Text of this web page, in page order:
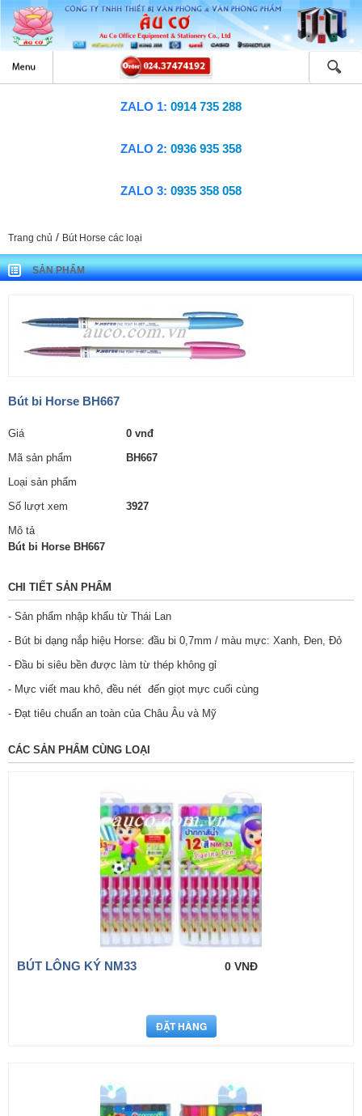
ZALO 1: 0914 735 288
ZALO 2: 0936 935 358
ZALO 3: 0935 358 058
Trang chủ / Bút Horse các loại
SẢN PHẨM
Bút bi Horse BH667
Giá
0 vnđ
Mã sản phẩm
BH667
Loại sản phẩm
Số lượt xem
3927
Mô tả
Bút bi Horse BH667
CHI TIẾT SẢN PHẨM
- Sản phẩm nhập khẩu từ Thái Lan
- Bút bi dạng nắp hiệu Horse: đầu bi 0,7mm / màu mực: Xanh, Đen, Đỏ
- Đầu bi siêu bền được làm từ thép không gỉ
- Mực viết mau khô, đều nét đến giọt mực cuối cùng
- Đạt tiêu chuẩn an toàn của Châu Âu và Mỹ
CÁC SẢN PHẨM CÙNG LOẠI
BÚT LÔNG KÝ NM33 0 VNĐ